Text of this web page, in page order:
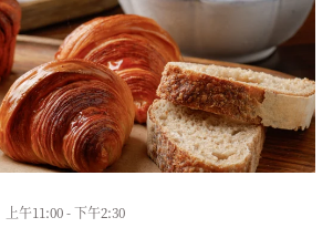
上午11:00 - 下午2:30